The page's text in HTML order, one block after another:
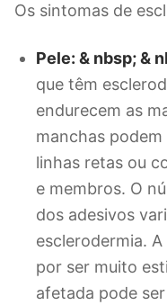
Os sintomas de
Pele: & nbsp; &
que têm
endurecem as
manchas
linhas retas ou
e membros. O
dos adesivos
esclerodermia.
por ser muito
afetada pode